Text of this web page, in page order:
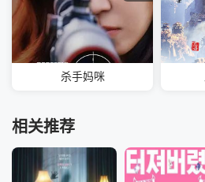
杀手妈咪
相关推荐